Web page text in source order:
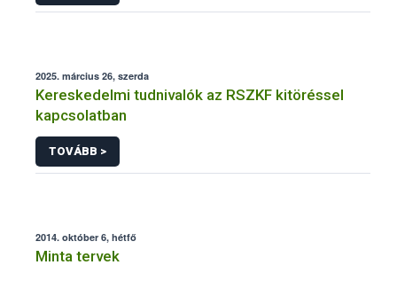
2025. március 26, szerda
Kereskedelmi tudnivalók az RSZKF kitöréssel
kapcsolatban
TOVÁBB >
2014. október 6, hétfő
Minta tervek